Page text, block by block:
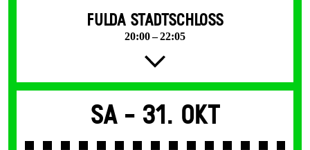
FULDA STADTSCHLOSS
20:00 – 22:05
Sa - 31. Okt